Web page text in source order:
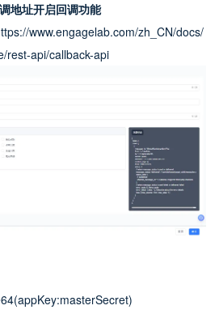
地址开启回调功能
www.engagelab.com/zh_CN/docs/
rest-api/callback-api